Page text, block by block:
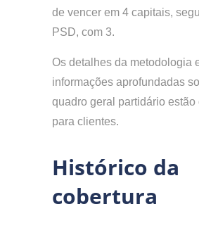
de vencer em 4 capitais,
PSD, com 3.
Os detalhes da metodologia
informações aprofundadas
quadro geral partidário
para clientes.
Histórico da
cobertura